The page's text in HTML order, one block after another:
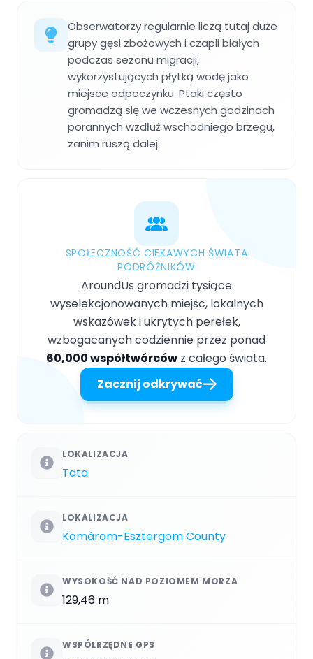
Obserwatorzy regularnie liczą tutaj duże
grupy gęsi zbożowych i czapli białych
podczas sezonu migracji,
wykorzystujących płytką wodę jako
miejsce odpoczynku. Ptaki często
gromadzą się we wczesnych godzinach
porannych wzdłuż wschodniego brzegu,
zanim ruszą dalej.
SPOŁECZNOŚĆ CIEKAWYCH ŚWIATA
PODRÓŻNIKÓW
AroundUs gromadzi tysiące
wyselekcjonowanych miejsc, lokalnych
wskazówek i ukrytych perełek,
wzbogacanych codziennie przez ponad
60,000 współtwórców z całego świata.
Zacznij odkrywać
LOKALIZACJA
Tata
LOKALIZACJA
Komárom-Esztergom County
WYSOKOŚĆ NAD POZIOMEM MORZA
129,46 m
WSPÓŁRZĘDNE GPS